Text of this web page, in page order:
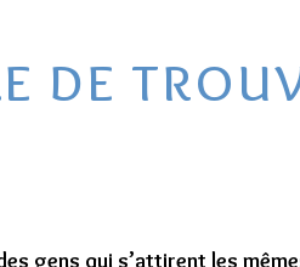
de
gens qui s’attirent les